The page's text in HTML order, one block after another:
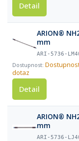
Detail
ARION®
mm
ARI-5736-
dotaz
Detail
ARION®
mm
ARI-5736-